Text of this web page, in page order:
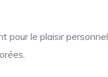
pour le plaisir personnel.